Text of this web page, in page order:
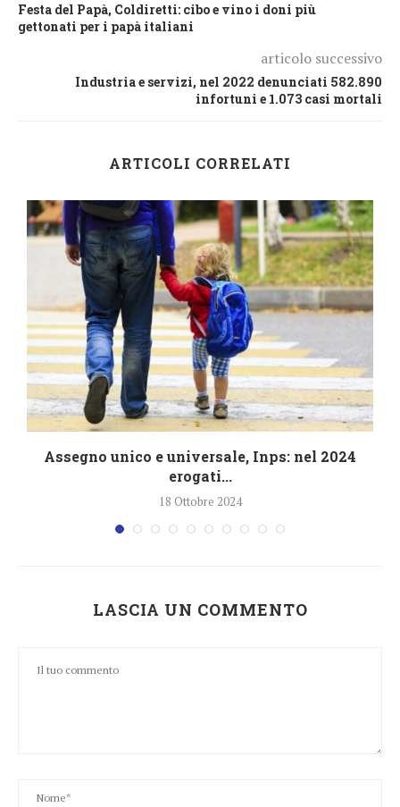
Festa del Papà, Coldiretti: cibo e vino i doni più
gettonati per i papà italiani
articolo successivo
Industria e servizi, nel 2022 denunciati 582.890
infortuni e 1.073 casi mortali
ARTICOLI CORRELATI
Assegno unico e universale, Inps: nel 2024
erogati...
18 Ottobre 2024
LASCIA UN COMMENTO